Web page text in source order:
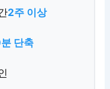
2주 이상
단축